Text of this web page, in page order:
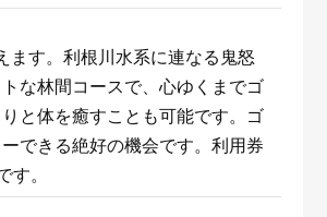
さと納
税
】ホテ
ダイ
5.0
出典：auPAYふるさと納
税
兵庫県 川西市
No.422 入浴回数券1
出典：auPAYふるさと
鹿児島県 屋久島町
屋久島プライベート
ます。利根川水系に連なる鬼怒
な林間コースで、心ゆくまでゴ
と体を癒すことも可能です。ゴ
できる絶好の機会です。利用券
す。